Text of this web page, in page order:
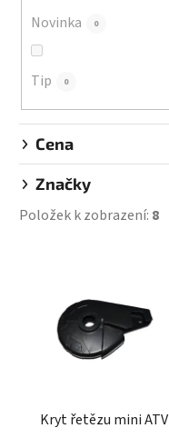
Novinka 0
Tip 0
Cena
Značky
Položek k zobrazení: 8
Kryt řetězu mini ATV